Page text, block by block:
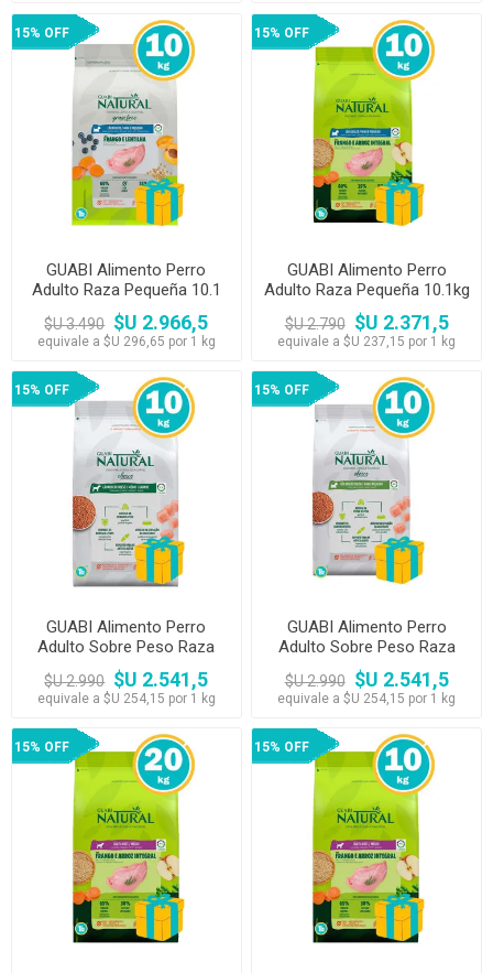
15% OFF
GUABI Alimento Perro
Adulto Raza Pequeña 10.1
kg Pollo y Lentejas
$U 3.490 $U 2.966,5
equivale a $U 296,65 por 1 kg
15% OFF
GUABI Alimento Perro
Adulto Raza Pequeña 10.1kg
Pollo y Arroz Integral
$U 2.790 $U 2.371,5
equivale a $U 237,15 por 1 kg
15% OFF
GUABI Alimento Perro
Adulto Sobre Peso Raza
Media/Grande 10.1kg
$U 2.990 $U 2.541,5
equivale a $U 254,15 por 1 kg
15% OFF
GUABI Alimento Perro
Adulto Sobre Peso Raza
Peq/Mini 10,1kg
$U 2.990 $U 2.541,5
equivale a $U 254,15 por 1 kg
15% OFF 15% OFF